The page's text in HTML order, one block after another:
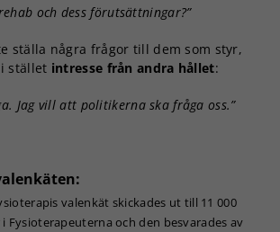
och dess förutsättningar?”
ställa några frågor till dem som styr,
stället intresse från andra hållet:
Jag vill att politikerna ska fråga oss.”
valenkät skickades ut till 11 000
Fysioterapeuterna och den besvarades av